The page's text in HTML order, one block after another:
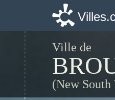
Ville de
(New South